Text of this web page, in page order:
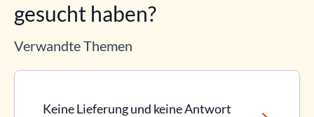
gesucht haben?
Verwandte Themen
Keine Lieferung und keine Antwort